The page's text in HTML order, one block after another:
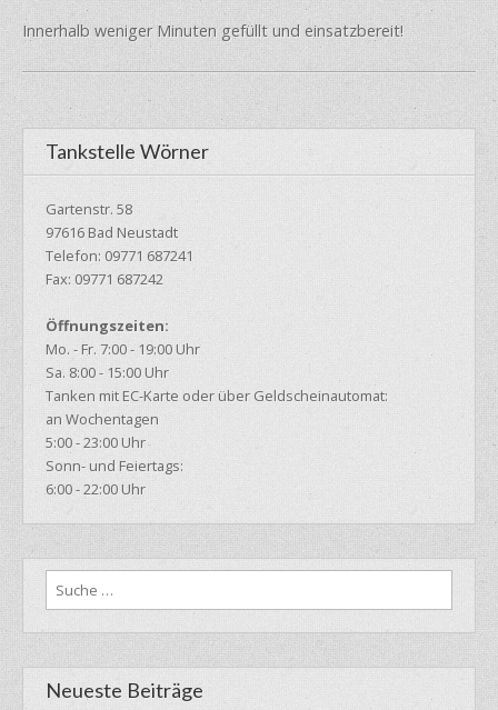
Innerhalb weniger Minuten gefüllt und einsatzbereit!
Tankstelle Wörner
Gartenstr. 58
97616 Bad Neustadt
Telefon: 09771 687241
Fax: 09771 687242
Öffnungszeiten:
Mo. - Fr. 7:00 - 19:00 Uhr
Sa. 8:00 - 15:00 Uhr
Tanken mit EC-Karte oder über Geldscheinautomat:
an Wochentagen
5:00 - 23:00 Uhr
Sonn- und Feiertags:
6:00 - 22:00 Uhr
Suche
Neueste Beiträge